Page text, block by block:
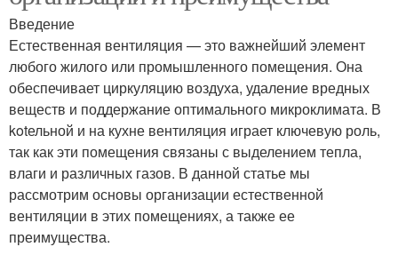
Введение
Естественная вентиляция — это важнейший элемент
любого жилого или промышленного помещения. Она
обеспечивает циркуляцию воздуха, удаление вредных
веществ и поддержание оптимального микроклимата. В
kotельной и на кухне вентиляция играет ключевую роль,
так как эти помещения связаны с выделением тепла,
влаги и различных газов. В данной статье мы
рассмотрим основы организации естественной
вентиляции в этих помещениях, а также ее
преимущества.